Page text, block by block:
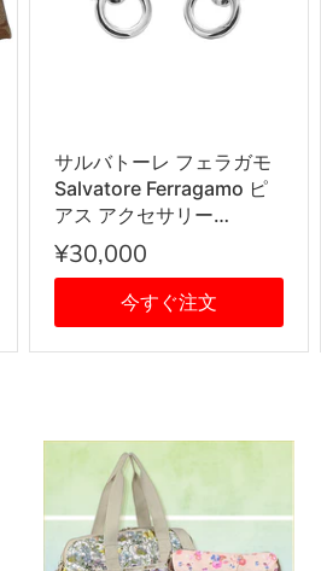
サルバトーレ フェラガモ
Salvatore Ferragamo ピ
アス アクセサリー
760119 696430 STUD
GANCIO DIA12 ガンチー
ニ PALLADIOLUC シルバ
ー
¥30,000
今すぐ注文